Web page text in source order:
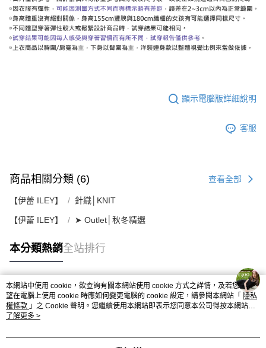
顯示電腦版詳細說明
客服
商品相關分類 (6) 查看全部
【伊蕾 ILEY】 針織│KNIT
【伊蕾 ILEY】 ➤ Outlet│秋冬精選
本分類熱銷全站排行
熱門標籤
本網站中使用 cookie，欲查詢有關本網站使用 cookie 方式之詳情，及若您不希
望在電腦上使用 cookie 時應如何變更電腦的 cookie 設定，請參閱本網站「 隱私
權條款 」之 Cookie 聲明。您繼續使用本網站即表示您同意本公司得按本網站使
用條款之 Cookie 聲明使用 cookie。
了解更多 >